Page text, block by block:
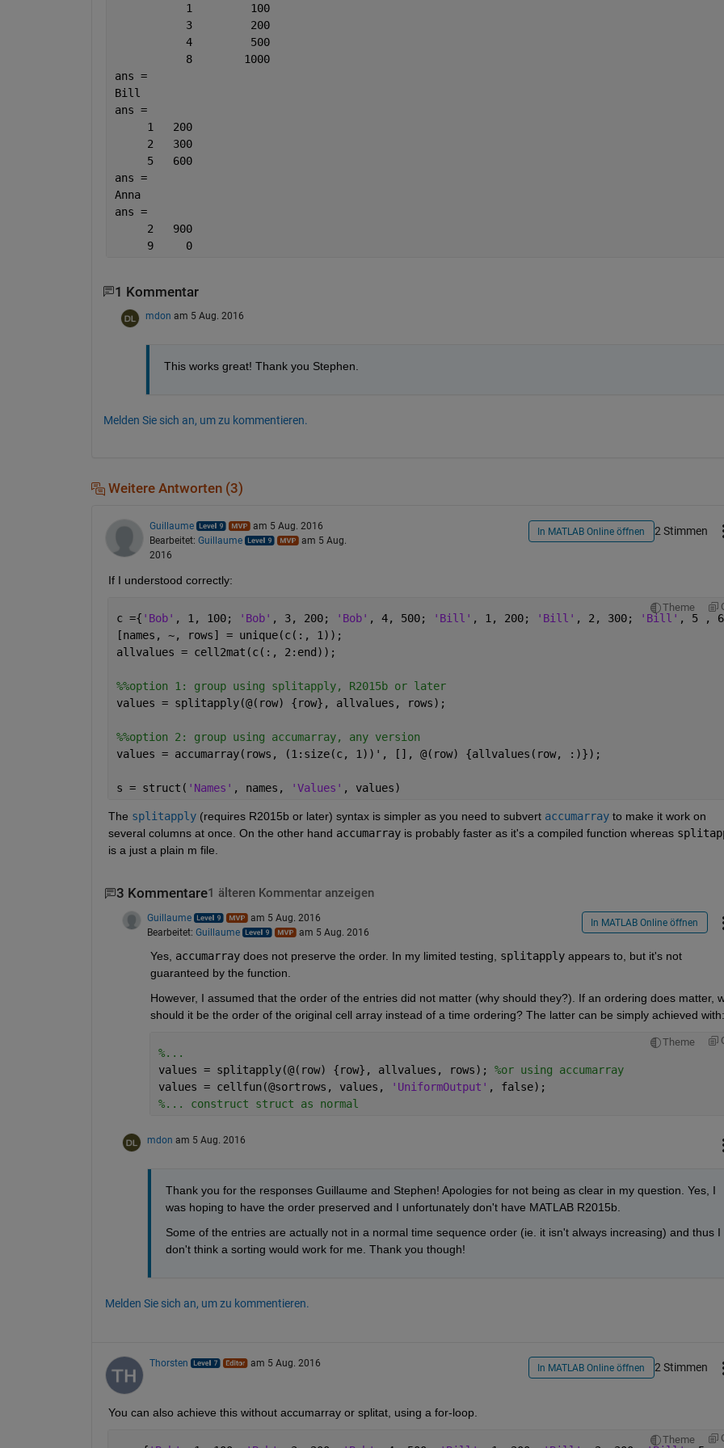
           1         100
           3         200
           4         500
           8        1000
ans =
Bill
ans =
     1   200
     2   300
     5   600
ans =
Anna
ans =
     2   900
     9     0
1 Kommentar
mdon am 5 Aug. 2016
This works great! Thank you Stephen.
Melden Sie sich an, um zu kommentieren.
Weitere Antworten (3)
Guillaume
am 5 Aug. 2016
Bearbeitet: Guillaume
am 5 Aug.
2016
In MATLAB Online öffnen 2 Stimmen
If I understood correctly:
Theme
c ={ 'Bob' , 1, 100; 'Bob' , 3, 200; 'Bob' , 4, 500; 'Bill' , 1, 200; 'Bill' , 2, 300; 'Bill' , 5 ,
[names, ~, rows] = unique(c(:, 1));
allvalues = cell2mat(c(:, 2:end));
%%option 1: group using splitapply, R2015b or later
values = splitapply(@(row) {row}, allvalues, rows);
%%option 2: group using accumarray, any version
values = accumarray(rows, (1:size(c, 1))', [], @(row) {allvalues(row, :)});
s = struct( 'Names' , names, 'Values' , values)
The splitapply (requires R2015b or later) syntax is simpler as you need to subvert accumarray to make it work on
several columns at once. On the other hand accumarray is probably faster as it's a compiled function whereas
is a just a plain m file.
3 Kommentare1 älteren Kommentar anzeigen
Guillaume
am 5 Aug. 2016
Bearbeitet: Guillaume am 5 Aug. 2016
In MATLAB Online öffnen
Yes, accumarray does not preserve the order. In my limited testing, splitapply appears to, but it's not
guaranteed by the function.
However, I assumed that the order of the entries did not matter (why should they?). If an ordering does matter,
should it be the order of the original cell array instead of a time ordering? The latter can be simply achieved with:
Theme
%...
values = splitapply(@(row) {row}, allvalues, rows); %or using accumarray
values = cellfun(@sortrows, values,
'UniformOutput' , false);
%... construct struct as normal
mdon am 5 Aug. 2016
Thank you for the responses Guillaume and Stephen! Apologies for not being as clear in my question. Yes, I
was hoping to have the order preserved and I unfortunately don't have MATLAB R2015b.
Some of the entries are actually not in a normal time sequence order (ie. it isn't always increasing) and thus I
don't think a sorting would work for me. Thank you though!
Melden Sie sich an, um zu kommentieren.
Thorsten am 5 Aug. 2016 In MATLAB Online öffnen 2 Stimmen
You can also achieve this without accumarray or splitat, using a for-loop.
Theme